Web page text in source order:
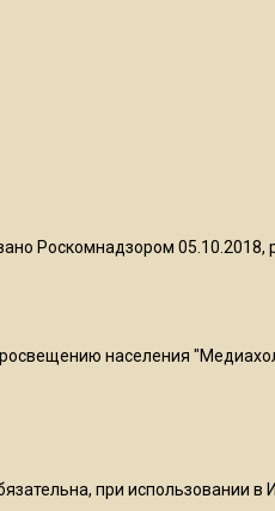
Роман Терюшков
Роскомнадзором 05.10.2018,
населения
при использовании в